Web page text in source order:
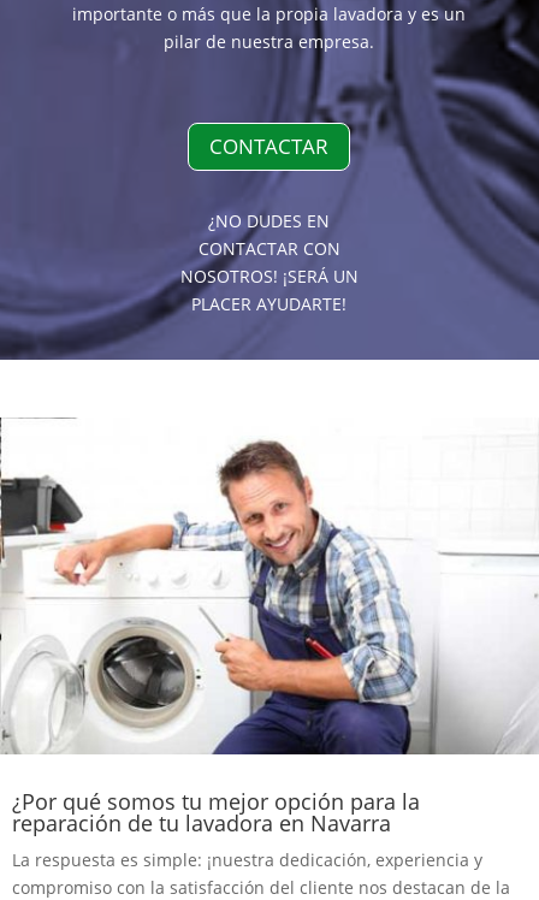
importante o más que la propia lavadora y es un
pilar de nuestra empresa.
CONTACTAR
¿NO DUDES EN
CONTACTAR CON
NOSOTROS! ¡SERÁ UN
PLACER AYUDARTE!
¿Por qué somos tu mejor opción para la
reparación de tu lavadora en Navarra
La respuesta es simple: ¡nuestra dedicación, experiencia y
compromiso con la satisfacción del cliente nos destacan de la